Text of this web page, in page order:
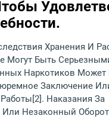
Хранения И
Могут Быть
Наркотиков Может
Заключение
Наказания За
Или Незаконный